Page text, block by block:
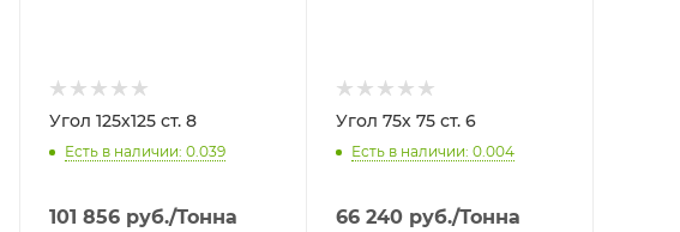
Угол 125х125 ст. 8
Есть в наличии: 0.039
101 856руб./Тонна
Угол 75х 75 ст. 6
Есть в наличии: 0.004
66 240руб./Тонна